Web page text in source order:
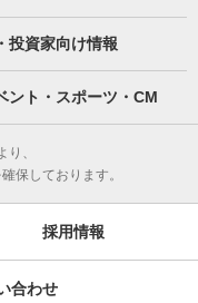
投資家向け情報
ント・スポーツ・CM
、
保しております。
採用情報
合わせ